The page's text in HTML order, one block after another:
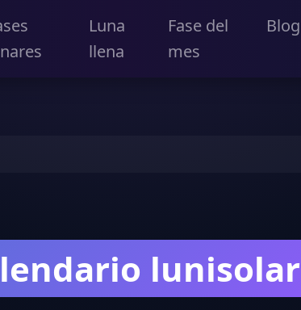
Luna
llena
Fase del
mes
Blog
lunisolar